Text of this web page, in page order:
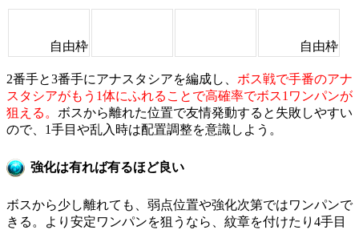
自由枠 自由枠
2番手と3番手にアナスタシアを編成し、 ボス戦で手番のアナ
スタシアがもう1体にふれることで高確率でボス1ワンパンが
狙える。 ボスから離れた位置で友情発動すると失敗しやすい
ので、1手目や乱入時は配置調整を意識しよう。
強化は有れば有るほど良い
ボスから少し離れても、弱点位置や強化次第ではワンパンで
きる。より安定ワンパンを狙うなら、紋章を付けたり4手目